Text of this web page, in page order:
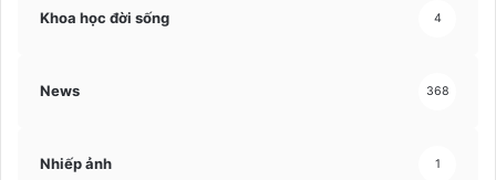
Khoa học đời sống 4
News 368
Nhiếp ảnh 1